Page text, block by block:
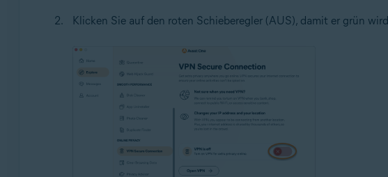
Klicken Sie auf den roten Schieberegler (AUS), damit er grün